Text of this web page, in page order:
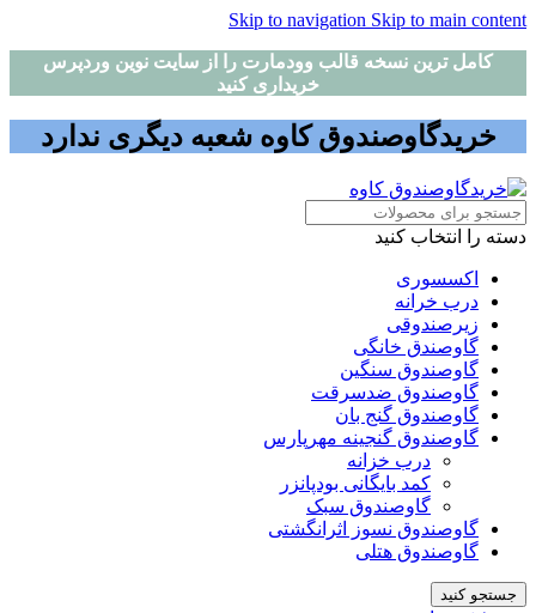
Skip to navigation Skip to main content
کامل ترین نسخه قالب وودمارت را از سایت نوین وردپرس
خریداری کنید
خریدگاوصندوق کاوه شعبه دیگری ندارد
دسته را انتخاب کنید
اکسسوری
درب خرانه
زیرصندوقی
گاوصندق خانگی
گاوصندوق سنگین
گاوصندوق ضدسرقت
گاوصندوق گنج بان
گاوصندوق گنجینه مهرپارس
درب خزانه
کمد بایگانی بودپانزر
گاوصندوق سبک
گاوصندوق نسوز اثرانگشتی
گاوصندوق هتلی
جستجو کنید